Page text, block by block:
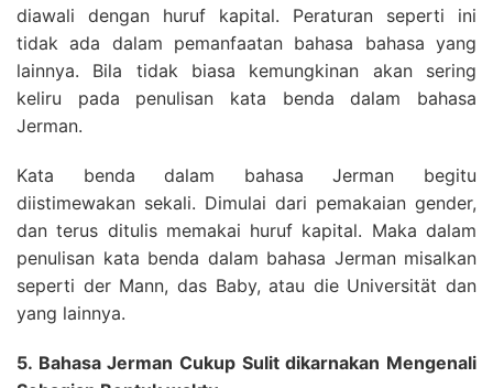
diawali dengan huruf kapital. Peraturan seperti ini
tidak ada dalam pemanfaatan bahasa bahasa yang
lainnya. Bila tidak biasa kemungkinan akan sering
keliru pada penulisan kata benda dalam bahasa
Jerman.
Kata benda dalam bahasa Jerman begitu
diistimewakan sekali. Dimulai dari pemakaian gender,
dan terus ditulis memakai huruf kapital. Maka dalam
penulisan kata benda dalam bahasa Jerman misalkan
seperti der Mann, das Baby, atau die Universität dan
yang lainnya.
5. Bahasa Jerman Cukup Sulit dikarnakan Mengenali